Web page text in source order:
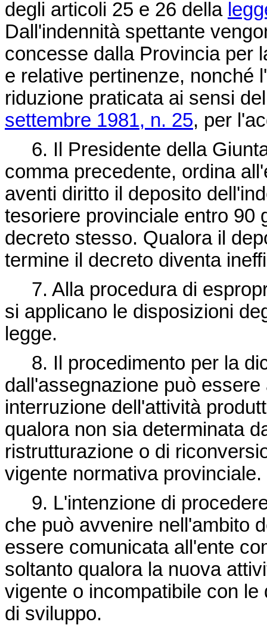
degli articoli 25 e 26 della
Dall'indennità spettante
concesse dalla Provincia per
e relative pertinenze, nonché
riduzione praticata ai sensi
settembre 1981, n. 25, per
6. Il Presidente della
comma precedente, ordina
aventi diritto il deposito
tesoriere provinciale entro 90
decreto stesso. Qualora il
termine il decreto diventa
7. Alla procedura di
si applicano le disposizioni
legge.
8. Il procedimento per la
dall'assegnazione può
interruzione dell'attività
qualora non sia determinata
ristrutturazione o di
vigente normativa provinciale.
9. L'intenzione di
che può avvenire nell'ambito
essere comunicata all'ente
soltanto qualora la nuova
vigente o incompatibile con
di sviluppo.